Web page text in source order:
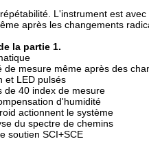
L'instrument est
après les changements
la partie 1.
mesure même après des
et LED pulsés
de 40 index de mesure
d'humidité
actionnent le système
du spectre de chemins
soutien SCI+SCE